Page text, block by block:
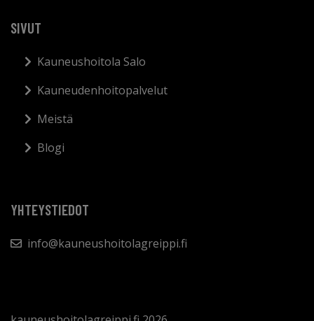
SIVUT
Kauneushoitola Salo
Kauneudenhoitopalvelut
Meistä
Blogi
YHTEYSTIEDOT
info@kauneushoitolagreippi.fi